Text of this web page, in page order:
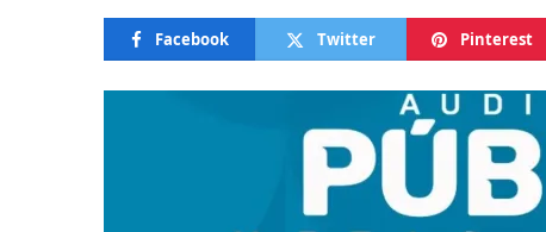
Facebook Twitter Pinterest